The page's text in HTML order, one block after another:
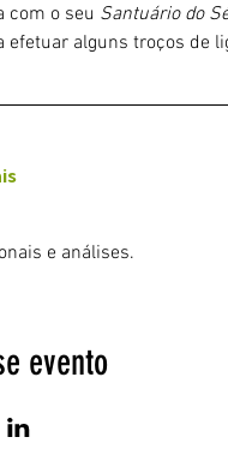
com o seu Santuário do
efetuar alguns troços de
e análises.
evento